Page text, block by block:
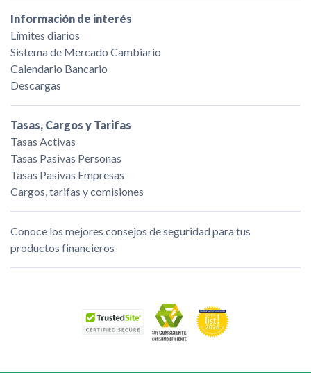
Información de interés
Límites diarios
Sistema de Mercado Cambiario
Calendario Bancario
Descargas
Tasas, Cargos y Tarifas
Tasas Activas
Tasas Pasivas Personas
Tasas Pasivas Empresas
Cargos, tarifas y comisiones
Conoce los mejores consejos de seguridad para tus
productos financieros